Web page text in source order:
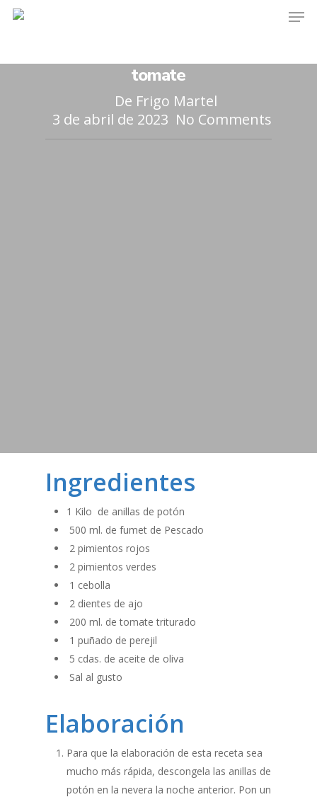
tomate
De Frigo Martel
3 de abril de 2023 No Comments
Ingredientes
1 Kilo de anillas de potón
500 ml. de fumet de Pescado
2 pimientos rojos
2 pimientos verdes
1 cebolla
2 dientes de ajo
200 ml. de tomate triturado
1 puñado de perejil
5 cdas. de aceite de oliva
Sal al gusto
Elaboración
Para que la elaboración de esta receta sea
mucho más rápida, descongela las anillas de
potón en la nevera la noche anterior. Pon un